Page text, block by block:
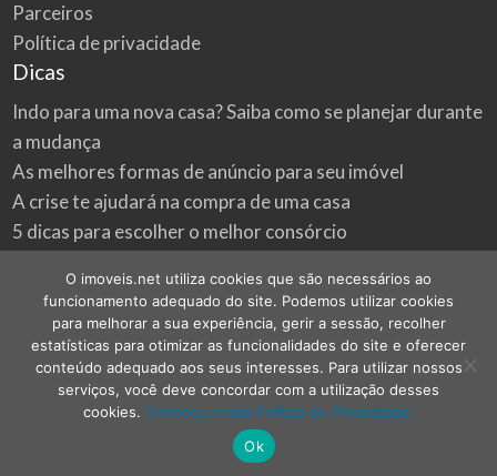
Parceiros
Política de privacidade
Dicas
Indo para uma nova casa? Saiba como se planejar durante
a mudança
As melhores formas de anúncio para seu imóvel
A crise te ajudará na compra de uma casa
5 dicas para escolher o melhor consórcio
Onde procurar as melhores oportunidades do mercado
imobiliário
©2026imoveis.net | Todos os direitos reservados.
O imoveis.net utiliza cookies que são necessários ao
funcionamento adequado do site. Podemos utilizar cookies
para melhorar a sua experiência, gerir a sessão, recolher
estatísticas para otimizar as funcionalidades do site e oferecer
conteúdo adequado aos seus interesses. Para utilizar nossos
serviços, você deve concordar com a utilização desses
cookies. Conheça nossa Política de Privacidade.
Ok